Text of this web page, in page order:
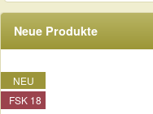
Neue Produkte
NEU
FSK 18